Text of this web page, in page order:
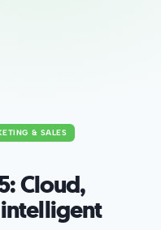
& SALES
Cloud,